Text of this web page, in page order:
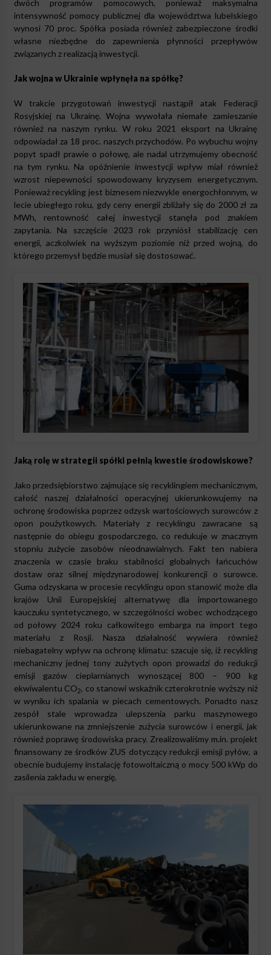
dwóch programów pomocowych, ponieważ maksymalna
intensywność pomocy publicznej dla województwa lubelskiego
wynosi 70 proc. Spółka posiada również zabezpieczone środki
własne niezbędne do zapewnienia płynności przepływów
związanych z realizacją inwestycji.
Jak wojna w Ukrainie wpłynęła na spółkę?
W trakcie przygotowań inwestycji nastąpił atak Federacji
Rosyjskiej na Ukrainę. Wojna wywołała niemałe zamieszanie
również na naszym rynku. W roku 2021 eksport na Ukrainę
odpowiadał za 18 proc. naszych przychodów. Po wybuchu wojny
popyt spadł prawie o połowę, ale nadal utrzymujemy obecność
na tym rynku. Na opóźnienie inwestycji wpływ miał również
wzrost niepewności spowodowany kryzysem energetycznym.
Ponieważ recykling jest biznesem niezwykle energochłonnym, w
lecie ubiegłego roku, gdy ceny energii zbliżały się do 2000 zł za
MWh, rentowność całej inwestycji stanęła pod znakiem
zapytania. Na szczęście 2023 rok przyniósł stabilizację cen
energii, aczkolwiek na wyższym poziomie niż przed wojną, do
którego przemysł będzie musiał się dostosować.
Jaką rolę w strategii spółki pełnią kwestie środowiskowe?
Jako przedsiębiorstwo zajmujące się recyklingiem mechanicznym,
całość naszej działalności operacyjnej ukierunkowujemy na
ochronę środowiska poprzez odzysk wartościowych surowców z
opon poużytkowych. Materiały z recyklingu zawracane są
następnie do obiegu gospodarczego, co redukuje w znacznym
stopniu zużycie zasobów nieodnawialnych. Fakt ten nabiera
znaczenia w czasie braku stabilności globalnych łańcuchów
dostaw oraz silnej międzynarodowej konkurencji o surowce.
Guma odzyskana w procesie recyklingu opon stanowić może dla
krajów Unii Europejskiej alternatywę dla importowanego
kauczuku syntetycznego, w szczególności wobec wchodzącego
od połowy 2024 roku całkowitego embarga na import tego
materiału z Rosji. Nasza działalność wywiera również
niebagatelny wpływ na ochronę klimatu: szacuje się, iż recykling
mechaniczny jednej tony zużytych opon prowadzi do redukcji
emisji gazów cieplarnianych wynoszącej 800 – 900 kg
ekwiwalentu CO2, co stanowi wskaźnik czterokrotnie wyższy niż
w wyniku ich spalania w piecach cementowych. Ponadto nasz
zespół stale wprowadza ulepszenia parku maszynowego
ukierunkowane na zmniejszenie zużycia surowców i energii, jak
również poprawę środowiska pracy. Zrealizowaliśmy m.in. projekt
finansowany ze środków ZUS dotyczący redukcji emisji pyłów, a
obecnie budujemy instalację fotowoltaiczną o mocy 500 kWp do
zasilenia zakładu w energię.